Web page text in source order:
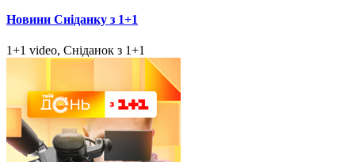
Новини Сніданку з 1+1
1+1 video, Сніданок з 1+1